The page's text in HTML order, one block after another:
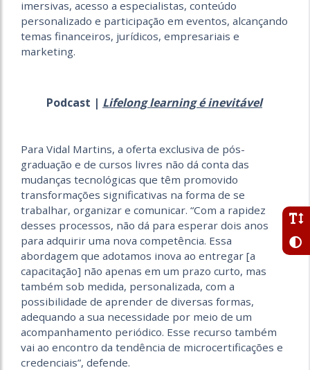
imersivas, acesso a especialistas, conteúdo
personalizado e participação em eventos, alcançando
temas financeiros, jurídicos, empresariais e
marketing.
Podcast | Lifelong learning é inevitável
Para Vidal Martins, a oferta exclusiva de pós-
graduação e de cursos livres não dá conta das
mudanças tecnológicas que têm promovido
transformações significativas na forma de se
trabalhar, organizar e comunicar. “Com a rapidez
desses processos, não dá para esperar dois anos
para adquirir uma nova competência. Essa
abordagem que adotamos inova ao entregar [a
capacitação] não apenas em um prazo curto, mas
também sob medida, personalizada, com a
possibilidade de aprender de diversas formas,
adequando a sua necessidade por meio de um
acompanhamento periódico. Esse recurso também
vai ao encontro da tendência de microcertificações e
credenciais”, defende.